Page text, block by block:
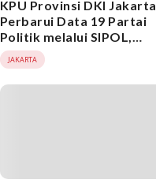
KPU Provinsi DKI Jakarta
Perbarui Data 19 Partai
Politik melalui SIPOL,
Termasuk 2 Parpol
Nonpeserta Pemilu 2024
JAKARTA